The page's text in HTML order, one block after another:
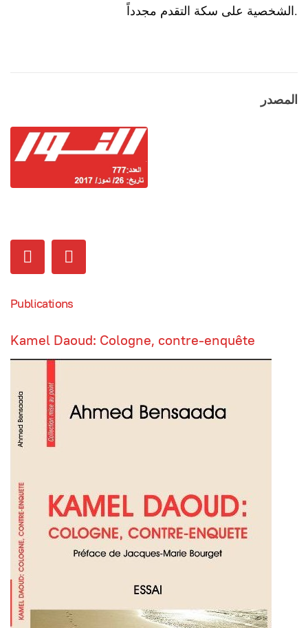
الشخصية على سكة التقدم مجدداً.
المصدر
Publications
Kamel Daoud: Cologne, contre-enquête